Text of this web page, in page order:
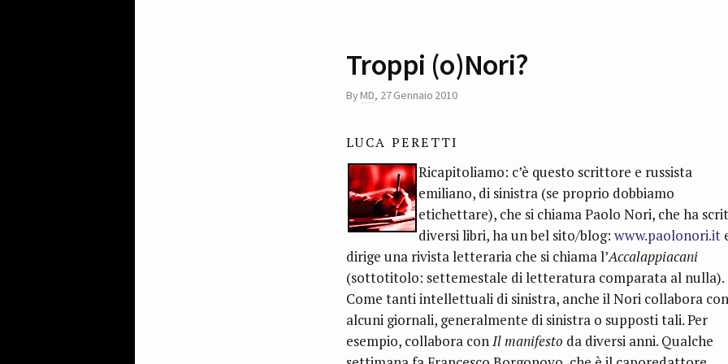
Troppi (o)Nori?
ByMD, 27 Gennaio 2010
LUCA PERETTI
Ricapitoliamo: c’è questo scrittore e russista
emiliano, di sinistra (se proprio dobbiamo
etichettare), che si chiama Paolo Nori, che ha
diversi libri, ha un bel sito/blog: www.paolonori.it
dirige una rivista letteraria che si chiama l’Accalappiacani
(sottotitolo: settemestale di letteratura comparata al nulla).
Come tanti intellettuali di sinistra, anche il Nori collabora con
alcuni giornali, generalmente di sinistra o supposti tali. Per
esempio, collabora conIl manifesto da diversi anni. Qualche